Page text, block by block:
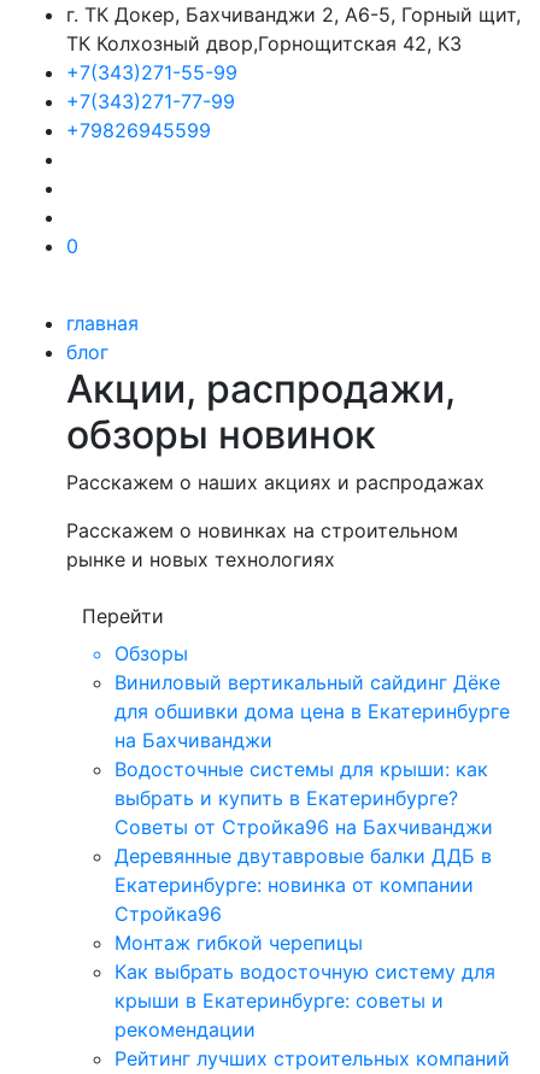
г. ТК Докер, Бахчиванджи 2, А6-5, Горный щит,
ТК Колхозный двор,Горнощитская 42, К3
+7(343)271-55-99
+7(343)271-77-99
+79826945599
0
главная
блог
Акции, распродажи,
обзоры новинок
Расскажем о наших акциях и распродажах
Расскажем о новинках на строительном
рынке и новых технологиях
Перейти
Обзоры
Виниловый вертикальный сайдинг Дёке
для обшивки дома цена в Екатеринбурге
на Бахчиванджи
Водосточные системы для крыши: как
выбрать и купить в Екатеринбурге?
Советы от Стройка96 на Бахчиванджи
Деревянные двутавровые балки ДДБ в
Екатеринбурге: новинка от компании
Стройка96
Монтаж гибкой черепицы
Как выбрать водосточную систему для
крыши в Екатеринбурге: советы и
рекомендации
Рейтинг лучших строительных компаний